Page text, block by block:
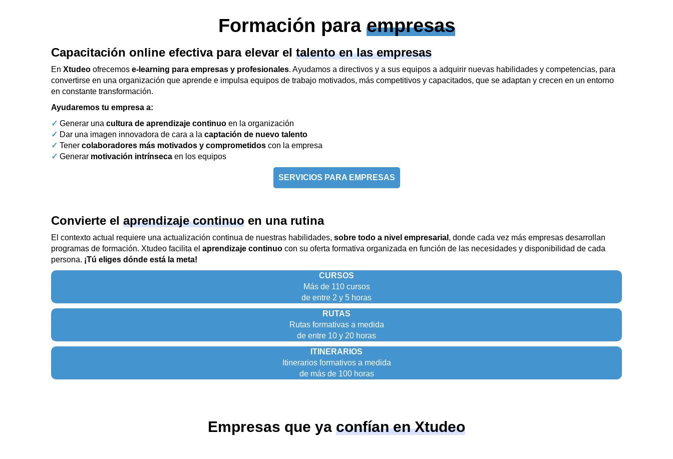
Formación para empresas
Capacitación online efectiva para elevar el talento en las empresas
En Xtudeo ofrecemos e-learning para empresas y profesionales. Ayudamos a directivos y a sus equipos a adquirir nuevas habilidades y competencias, para
convertirse en una organización que aprende e impulsa equipos de trabajo motivados, más competitivos y capacitados, que se adaptan y crecen en un entorno
en constante transformación.
Ayudaremos tu empresa a:
✓ Generar una cultura de aprendizaje continuo en la organización
✓ Dar una imagen innovadora de cara a la captación de nuevo talento
✓ Tener colaboradores más motivados y comprometidos con la empresa
✓ Generar motivación intrínseca en los equipos
SERVICIOS PARA EMPRESAS
Convierte el aprendizaje continuo en una rutina
El contexto actual requiere una actualización continua de nuestras habilidades, sobre todo a nivel empresarial , donde cada vez más empresas desarrollan
programas de formación. Xtudeo facilita el aprendizaje continuo con su oferta formativa organizada en función de las necesidades y disponibilidad de cada
persona. ¡Tú eliges dónde está la meta!
CURSOS
Más de 110 cursos
de entre 2 y 5 horas
RUTAS
Rutas formativas a medida
de entre 10 y 20 horas
ITINERARIOS
Itinerarios formativos a medida
de más de 100 horas
Empresas que ya confían en Xtudeo